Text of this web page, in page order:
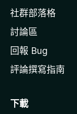
社群部落格
討論區
回報 Bug
評論撰寫指南
下載